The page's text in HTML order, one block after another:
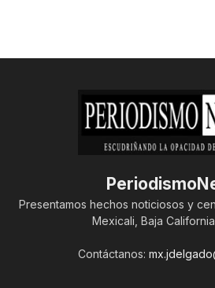
Presentamos hechos noticiosos y
Mexicali, Baja
Contáctanos: